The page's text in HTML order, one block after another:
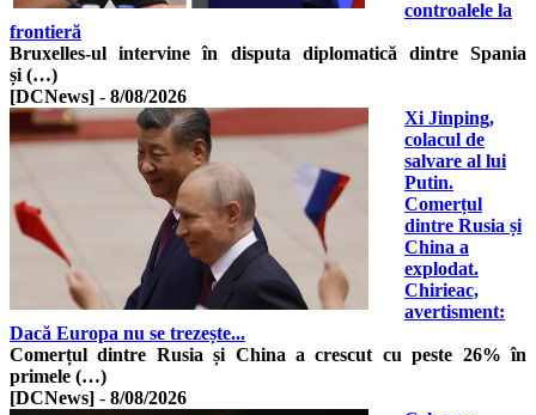
controalele la
frontieră
Bruxelles-ul intervine în disputa diplomatică dintre Spania
și (…)
[DCNews] - 8/08/2026
Xi Jinping,
colacul de
salvare al lui
Putin.
Comerțul
dintre Rusia și
China a
explodat.
Chirieac,
avertisment:
Dacă Europa nu se trezește...
Comerțul dintre Rusia și China a crescut cu peste 26% în
primele (…)
[DCNews] - 8/08/2026